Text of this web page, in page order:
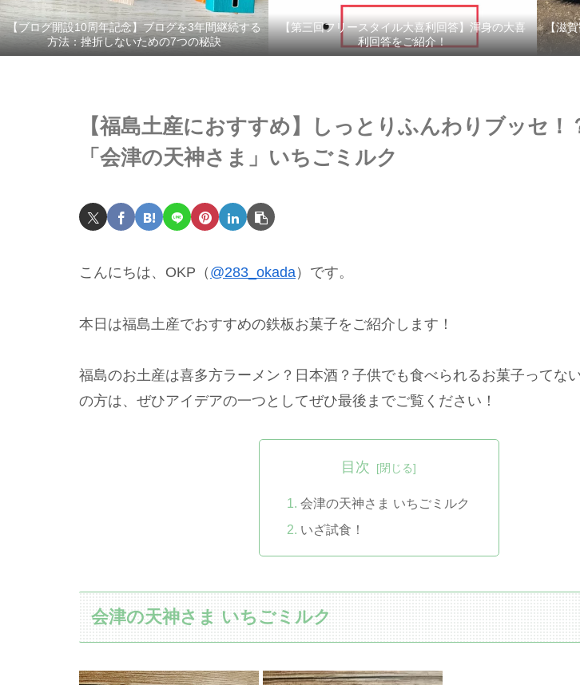
【ブログ開設10周年記念】ブログを3年間継続する
方法：挫折しないための7つの秘訣
【第三回フリースタイル大喜利回答】渾身の大喜
利回答をご紹介！
【滋
【福島土産におすすめ】しっとりふんわりブッセ！
「会津の天神さま」いちごミルク
こんにちは、OKP（ @283_okada）です。
本日は福島土産でおすすめの鉄板お菓子をご紹介します！
福島のお土産は喜多方ラーメン？日本酒？子供でも食べられるお菓子ってな
の方は、ぜひアイデアの一つとしてぜひ最後までご覧ください！
目次
会津の天神さま いちごミルク
いざ試食！
会津の天神さま いちごミルク